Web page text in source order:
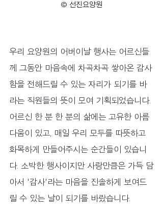
© 선진요양원
우리 요양원의 어버이날 행사는 어르신들
께 그동안 마음속에 차곡차곡 쌓아온 감사
함을 전해드릴 수 있는 자리가 되기를 바
라는 직원들의 뜻이 모여 기획되었습니다.
어르신 한 분 한 분의 삶에는 고유한 아름
다움이 있고, 매일 우리 모두를 따뜻하고
화목하게 만들어주시는 순간들이 있습니
다. 소박한 행사이지만 사랑만큼은 가득 담
아서 '감사'라는 마음을 진솔하게 보여드
릴 수 있는 날이 되기를 바랐습니다.